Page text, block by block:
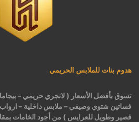
هدوم بنات للملابس الحريمي
تسوق بأفضل الأسعار ( لانجري حريمي –
فساتين شتوي وصيفي – ملابس داخلية –
قصير وطويل للعرايس ) من أجود الخامات